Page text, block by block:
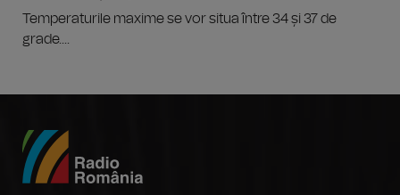
Temperaturile maxime se vor situa între 34 și 37 de
grade....